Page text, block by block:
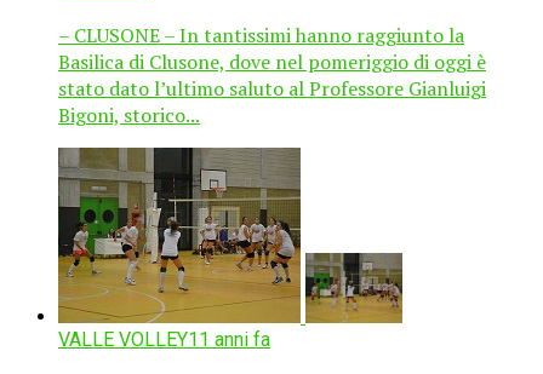
– CLUSONE – In tantissimi hanno raggiunto la
Basilica di Clusone, dove nel pomeriggio di oggi è
stato dato l’ultimo saluto al Professore Gianluigi
Bigoni, storico...
VALLE VOLLEY11 anni fa